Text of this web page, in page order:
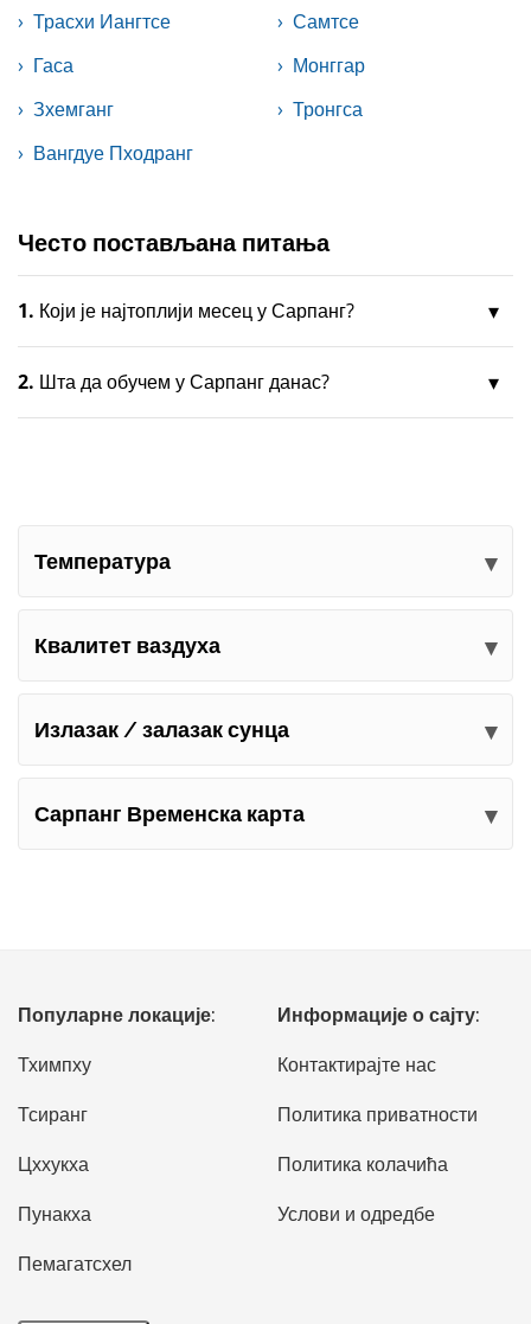
Трасхи Иангтсе
Самтсе
Гаса
Монггар
Зхемганг
Тронгса
Вангдуе Пходранг
Често постављана питања
1. Који је најтоплији месец у Сарпанг?
2. Шта да обучем у Сарпанг данас?
Температура
Квалитет ваздуха
Излазак / залазак сунца
Сарпанг Временска карта
Популарне локације:
Тхимпху
Тсиранг
Цххукха
Пунакха
Пемагатсхел
Информације о сајту:
Контактирајте нас
Политика приватности
Политика колачића
Услови и одредбе